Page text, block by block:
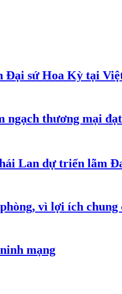
Đại sứ Hoa Kỳ tại
thương mại
Lan dự triển lãm
vì lợi ích
mạng